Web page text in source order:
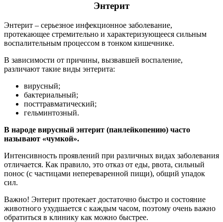
Энтерит
Энтерит – серьезное инфекционное заболевание,
протекающее стремительно и характеризующееся сильным
воспалительным процессом в тонком кишечнике.
В зависимости от причины, вызвавшей воспаление,
различают такие виды энтерита:
вирусный;
бактериальный;
посттравматический;
гельминтозный.
В народе вирусный энтерит (панлейкопению) часто
называют «чумкой».
Интенсивность проявлений при различных видах заболевания
отличается. Как правило, это отказ от еды, рвота, сильный
понос (с частицами непереваренной пищи), общий упадок
сил.
Важно! Энтерит протекает достаточно быстро и состояние
животного ухудшается с каждым часом, поэтому очень важно
обратиться в клинику как можно быстрее.